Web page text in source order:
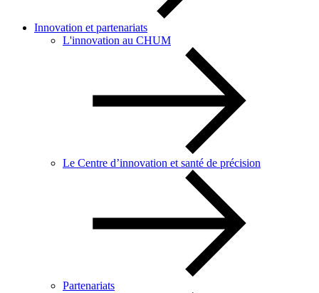
Innovation et partenariats
L'innovation au CHUM
Le Centre d’innovation et santé de précision
Partenariats